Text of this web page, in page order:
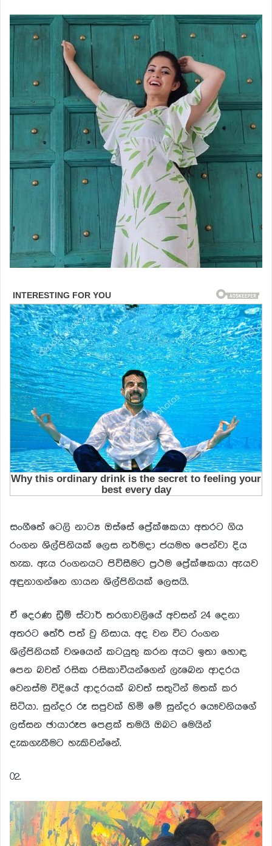
සංගීතේ ටෙලි නාට්‍ය ඔස්සේ ප්‍රේක්ෂකයා අතරට ගිය
රංගන ශිල්පිනියක් ලෙස නර්මදා ජයමහ පෙන්වා දිය
හැක. ඇය රංගනයට පිවිසීමට ප්‍රථම ප්‍රේක්ෂකයා ඇයව
අඳුනාගන්නෙ ගායන ශිල්පිනියක් ලෙසයි.
ඒ දෙරණ ඩ්‍රීම් ස්ටාර් තරගාවලියේ අවසන් 24 දෙනා
අතරට තේරී පත් වු නිසාය. අද වන විට රංගන
ශිල්පිනියක් වශයෙන් කටයුතු කරන අයට ඉතා හොඳ
පෙන බවත් රසික රසිකාවියන්ගෙන් ලැබෙන ආදරය
වෙනස්ම විදියේ ආදරයක් බවත් සතුටින් මතක් කර
සිටියා. සුන්දර රූ සපුවක් හිමි මේ සුන්දර යෞවනියගේ
ලස්සන ඡායාරූප පෙළක් තමයි ඔබට මෙයින්
දැකගැනීමට හැකිවන්නේ.
02.